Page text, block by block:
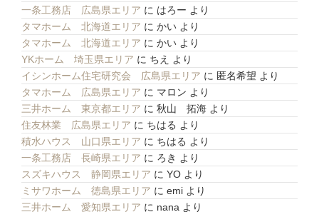
一条工務店 広島県エリア に はろー より
タマホーム 北海道エリア に かい より
タマホーム 北海道エリア に かい より
YKホーム 埼玉県エリア に ちえ
より
イシンホーム住宅研究会 広島県エリア に 匿名希望 より
タマホーム 広島県エリア に マロン より
三井ホーム 東京都エリア に 秋山 拓海 より
住友林業 広島県エリア に ちはる より
積水ハウス 山口県エリア に ちはる より
一条工務店 長崎県エリア に ろき より
スズキハウス 静岡県エリア に YO より
ミサワホーム 徳島県エリア に emi より
三井ホーム 愛知県エリア に nana より